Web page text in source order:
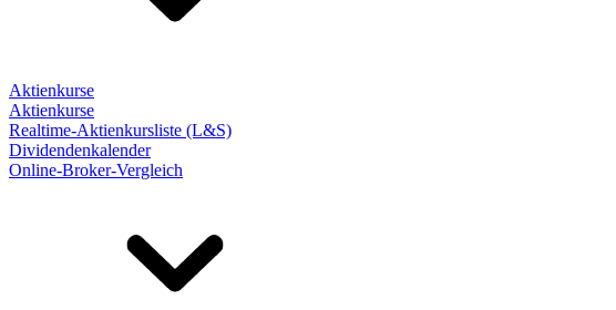
Aktienkurse
Aktienkurse
Realtime-Aktienkursliste (L&S)
Dividendenkalender
Online-Broker-Vergleich